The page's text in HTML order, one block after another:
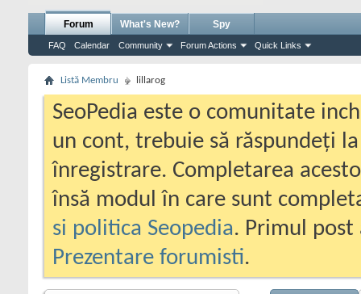
Forum
FAQ Calendar Community Forum Actions Quick Links
What's New? Spy
Listă Membru lillarog
SeoPedia este o comunitate
un cont, trebuie să răspundeți
înregistrare. Completarea
însă modul în care sunt
si politica Seopedia. Primul
Prezentare forumisti.